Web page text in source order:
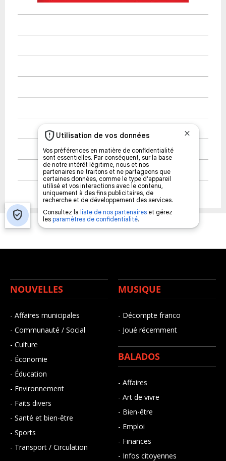
NOUVELLES
- Affaires municipales
- Communauté / Social
- Culture
- Économie
- Éducation
- Environnement
- Faits divers
- Santé et bien-être
- Sports
- Transport / Circulation
MUSIQUE
- Décompte franco
- Joué récemment
BALADOS
- Affaires
- Art de vivre
- Bien-être
- Emploi
- Finances
- Infos citoyennes